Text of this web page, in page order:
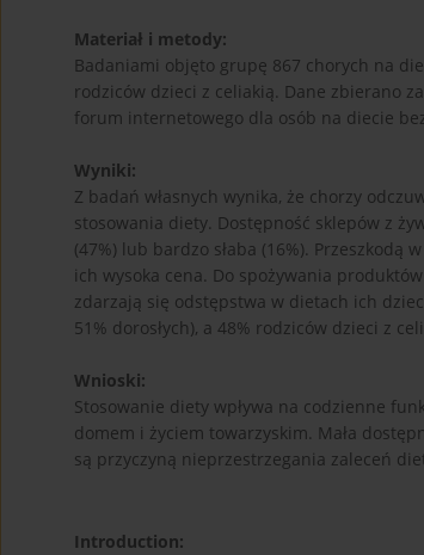
Materiał i metody:
Badaniami objęto grupę 867 chorych na
rodziców dzieci z celiakią. Dane zbierano
forum internetowego dla osób na diecie
Wyniki:
Z badań własnych wynika, że chorzy
stosowania diety. Dostępność sklepów z
(47%) lub bardzo słaba (16%).
ich wysoka cena. Do spożywania
zdarzają się odstępstwa w dietach ich
51% dorosłych), a 48% rodziców dzieci z
Wnioski:
Stosowanie diety wpływa na codzienne
domem i życiem towarzyskim. Mała
są przyczyną nieprzestrzegania zaleceń
Introduction: